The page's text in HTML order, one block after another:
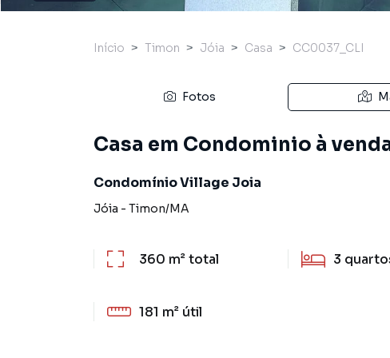
Início Timon Jóia Casa CC0037_CLI
Fotos
Casa em Condominio à
Condomínio Village Joia
Jóia - Timon/MA
360 m²total 3
181 m² útil